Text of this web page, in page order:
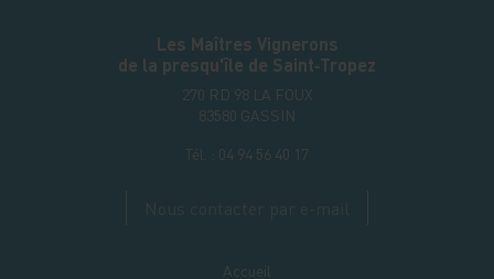
Les Maîtres Vignerons
de la presqu'île de Saint‑Tropez
270 RD 98 LA FOUX
83580 GASSIN
Tél. : 04 94 56 40 17
Accueil